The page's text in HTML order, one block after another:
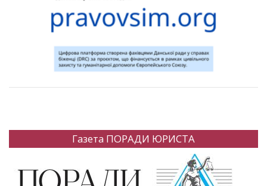
Газета ПОРАДИ ЮРИСТА